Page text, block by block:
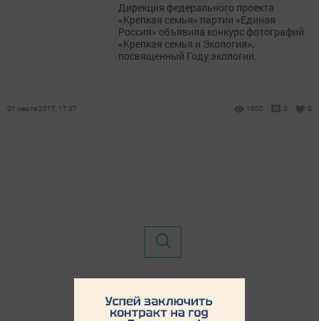
Дирекция федерального проекта
«Крепкая семья» партии «Единая
Россия» объявила конкурс фотографий
«Крепкая семья и Экология»,
посвященный Году экологии.
01 марта 2017, 17:37 1900 0 0